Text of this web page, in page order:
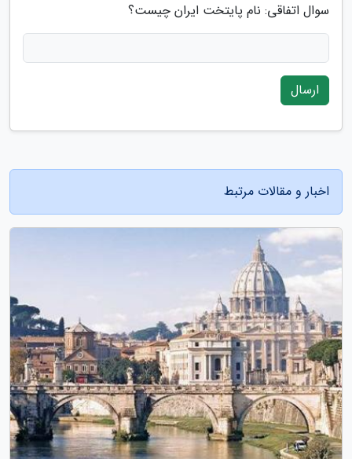
سوال اتفاقی: نام پایتخت ایران چیست؟
ارسال
اخبار و مقالات مرتبط